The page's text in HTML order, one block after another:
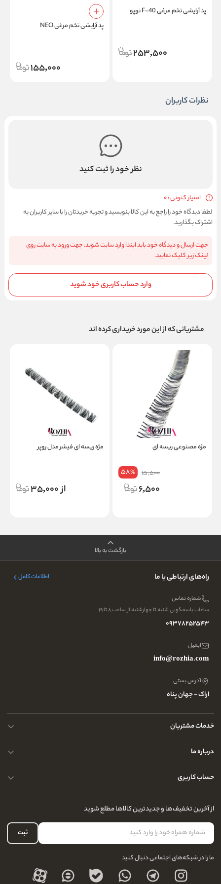
پد آرایشی تخم مرغی F-40 نوپو
253,500
پد آرایشی تخم مرغی NEO
155,000
نظرات کاربران
نظر خود را ثبت کنید
امتیاز کنونی : 0
لطفا دیدگاه خود را راجع به این کالا بنویسید و تجربه خریدتان را با سایر کاربران به
اشتراک بگذارید.
جهت ارسال و دیدگاه خود باید ابتدا وارد سایت شوید. جهت ورود به سایت روی
لینک زیر کلیک نمایید.
وارد حساب کاربری خود شوید
مشتریانی که از این مورد خریداری کرده اند
مژه مصنوعی ریسه ای
15,500
58%
6,500
مژه ریسه ای فیشر مدل روپر
از 35,000
بازگشت به بالا
راه‌های ارتباطی با ما اطلاعات کامل
شماره تماس
ساعات پاسخگویی شنبه تا چهارشنبه از ساعت ۸ تا ۱۹
09378252543
ایمیل
info@rozhia.com
آدرس پستی
اراک - جهان پناه
خدمات مشتریان
حریم خصوصی کاربران
تماس با ما
درباره ما
سوالات متداول
آدرس فروشگاه
نحوه ارسال کالا
نحوه بازگشت کالا
درباره ما
حساب کاربری
لیست علاقه‌مندی
حساب کاربری
از آخرین تخفیف‌ها و جدیدترین کالاها مطلع شوید
ثبت
ما را در شبکه‌های اجتماعی دنبال کنید